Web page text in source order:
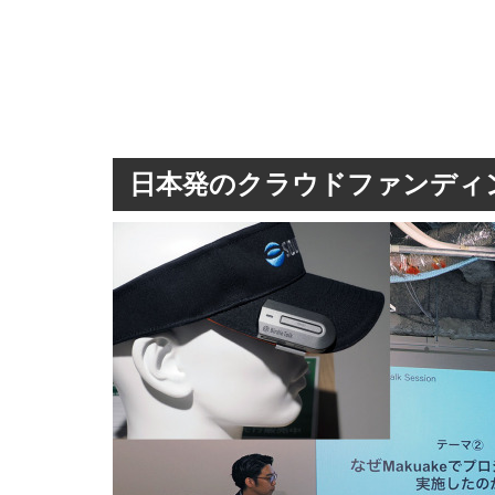
日本発のクラウドファンディ